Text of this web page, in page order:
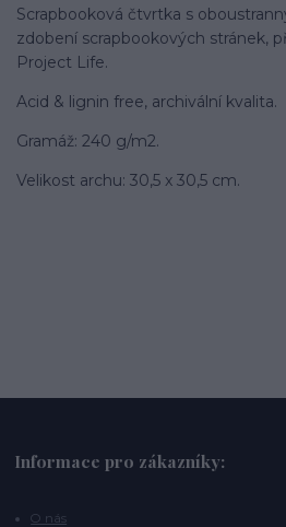
Scrapbooková čtvrtka s
zdobení scrapbookových stránek,
Project Life.
Acid & lignin free, archivální kvalita.
Gramáž: 240 g/m2.
Velikost archu: 30,5 x 30,5 cm.
Informace pro zákazníky:
O nás